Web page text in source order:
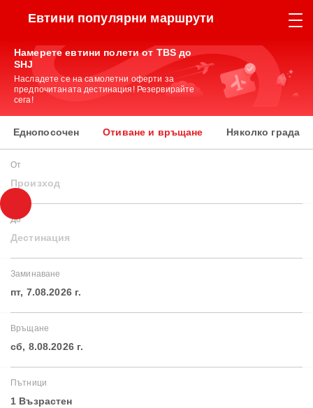
Евтини популярни маршрути
Намерете евтини полети от TBS до
SHJ
Насладете се на самолетни оферти за
предпочитаната дестинация! Резервирайте
сега!
Еднопосочен Отиване и връщане Няколко града
От
Произход
До
Дестинация
Заминаване
пт, 7.08.2026 г.
Връщане
сб, 8.08.2026 г.
Пътници
1 Възрастен